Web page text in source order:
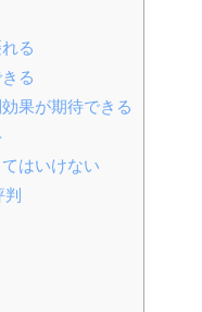
る
る
果が期待できる
はいけない